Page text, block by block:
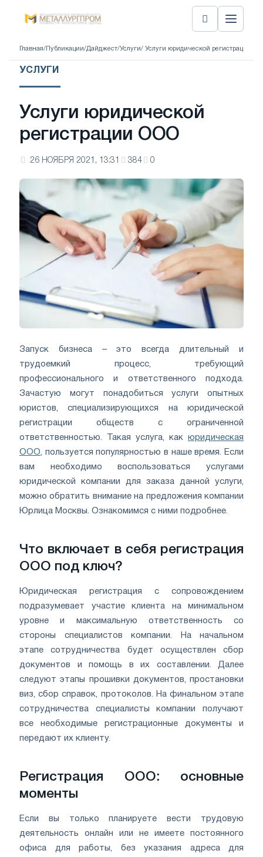
Главная/ Публикации/Дайджест/Услуги/ Услуги юридической регистрации
УСЛУГИ
Услуги юридической
регистрации ООО
26 НОЯБРЯ 2021, 13:31 384 0
Запуск бизнеса – это всегда длительный и
трудоемкий процесс, требующий
профессионального и ответственного подхода.
Зачастую могут понадобиться услуги опытных
юристов, специализирующихся на юридической
регистрации обществ с ограниченной
ответственностью. Такая услуга, как юридическая
ООО , пользуется популярностью в наше время. Если
вам необходимо воспользоваться услугами
юридической компании для заказа данной услуги,
можно обратить внимание на предложения компании
Юрлица Москвы. Ознакомимся с ними подробнее.
Что включает в себя регистрация
ООО под ключ?
Юридическая регистрация с сопровождением
подразумевает участие клиента на минимальном
уровне и максимальную ответственность со
стороны специалистов компании. На начальном
этапе сотрудничества будет осуществлен сбор
документов и помощь в их составлении. Далее
следуют этапы прошивки документов, простановки
виз, сбор справок, протоколов. На финальном этапе
сотрудничества специалисты компании получают
все необходимые регистрационные документы и
передают их клиенту.
Регистрация ООО: основные
моменты
Если вы только планируете вести трудовую
деятельность онлайн или не имеете постоянного
офиса для работы, без указания адреса для